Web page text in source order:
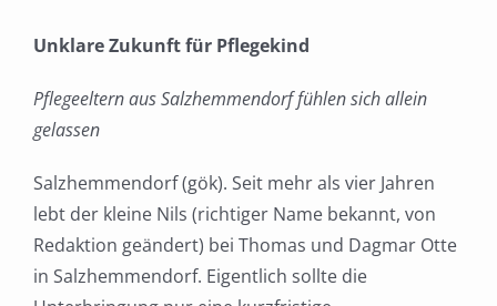
Unklare Zukunft für Pflegekind
Pflegeeltern aus Salzhemmendorf fühlen sich allein
gelassen
Salzhemmendorf (gök). Seit mehr als vier Jahren
lebt der kleine Nils (richtiger Name bekannt, von
Redaktion geändert) bei Thomas und Dagmar Otte
in Salzhemmendorf. Eigentlich sollte die